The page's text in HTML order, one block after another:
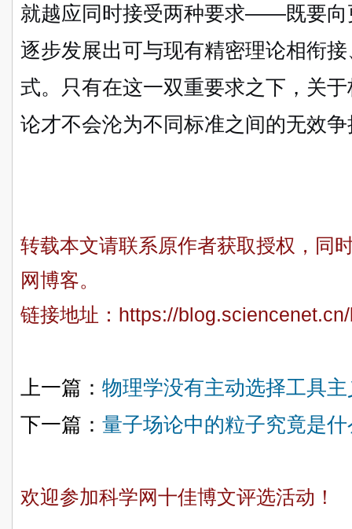
就越应同时接受两种要求——既要向
逐步发展出可与现有精密理论相衔
式。只有在这一双重要求之下，关
论才不会沦为不同标准之间的无效
转载本文请联系原作者获取授权，同
网博客。
链接地址： https://
上一篇： 物理学没有主动选择工具主
下一篇： 量子场论中的粒子究竟是什
欢迎参加科学网十佳博文评选活动！